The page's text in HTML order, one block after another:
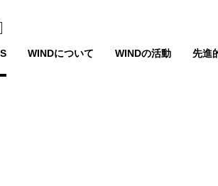
WINDについて WINDの活動 先進